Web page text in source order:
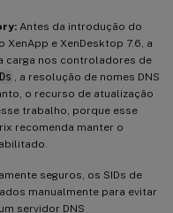
Antes da introdução do
e XenDesktop 7.6, a
carga nos controladores de
, a resolução de nomes DNS
o recurso de atualização
trabalho, porque esse
recomenda manter o
seguros, os SIDs de
manualmente para evitar
servidor DNS